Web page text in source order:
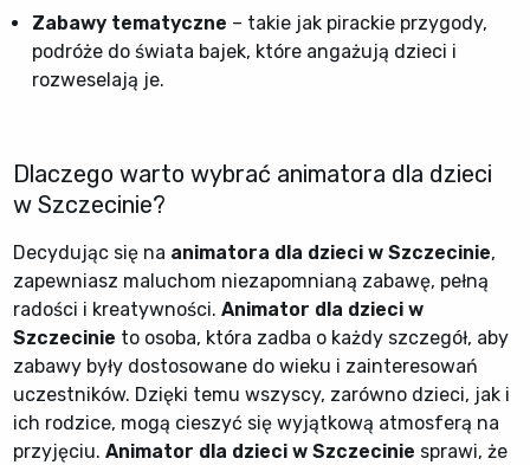
Zabawy tematyczne – takie jak pirackie przygody,
podróże do świata bajek, które angażują dzieci i
rozweselają je.
Dlaczego warto wybrać animatora dla dzieci
w Szczecinie?
Decydując się na animatora dla dzieci w Szczecinie,
zapewniasz maluchom niezapomnianą zabawę, pełną
radości i kreatywności.Animator dla dzieci w
Szczecinie to osoba, która zadba o każdy szczegół, aby
zabawy były dostosowane do wieku i zainteresowań
uczestników. Dzięki temu wszyscy, zarówno dzieci, jak i
ich rodzice, mogą cieszyć się wyjątkową atmosferą na
przyjęciu.Animator dla dzieci w Szczecinie sprawi, że